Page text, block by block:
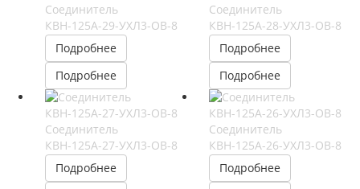
Соединитель
КВН-125А-29-УХЛ3-ОВ-8
Подробнее
Подробнее
Соединитель
КВН-125А-28-УХЛ3-ОВ-8
Подробнее
Подробнее
Соединитель
КВН-125А-27-УХЛ3-ОВ-8
Подробнее
Соединитель
КВН-125А-26-УХЛ3-ОВ-8
Подробнее